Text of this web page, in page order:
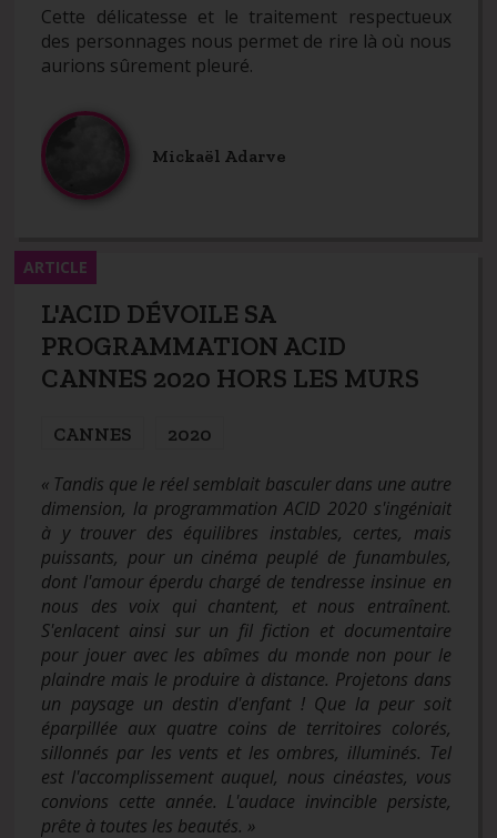
Cette délicatesse et le traitement respectueux
des personnages nous permet de rire là où nous
aurions sûrement pleuré.
Mickaël Adarve
L'ACID DÉVOILE SA
PROGRAMMATION ACID
CANNES 2020 HORS LES MURS
CANNES 2020
« Tandis que le réel semblait basculer dans une autre
dimension, la programmation ACID 2020 s'ingéniait
à y trouver des équilibres instables, certes, mais
puissants, pour un cinéma peuplé de funambules,
dont l'amour éperdu chargé de tendresse insinue en
nous des voix qui chantent, et nous entraînent.
S'enlacent ainsi sur un fil fiction et documentaire
pour jouer avec les abîmes du monde non pour le
plaindre mais le produire à distance. Projetons dans
un paysage un destin d'enfant ! Que la peur soit
éparpillée aux quatre coins de territoires colorés,
sillonnés par les vents et les ombres, illuminés. Tel
est l'accomplissement auquel, nous cinéastes, vous
convions cette année. L'audace invincible persiste,
prête à toutes les beautés. »
ARTICLE